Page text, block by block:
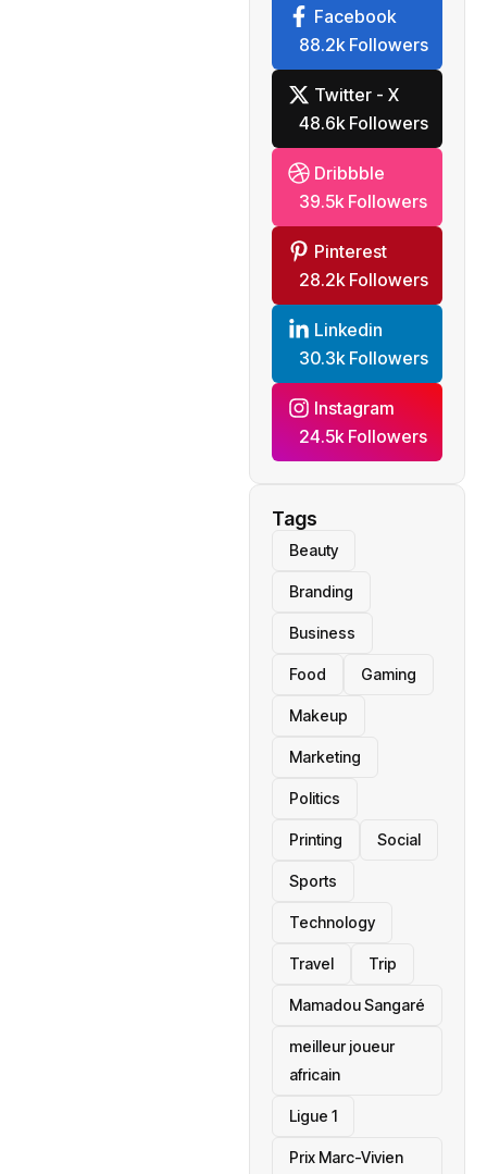
Facebook
88.2k Followers
Twitter - X
48.6k Followers
Dribbble
39.5k Followers
Pinterest
28.2k Followers
Linkedin
30.3k Followers
Instagram
24.5k Followers
Tags
Beauty
Branding
Business
Food Gaming
Makeup
Marketing
Politics
Printing Social
Sports
Technology
Travel Trip
Mamadou Sangaré
meilleur joueur
africain
Ligue 1
Prix Marc-Vivien